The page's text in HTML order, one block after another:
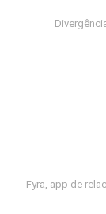
Fyra, app de